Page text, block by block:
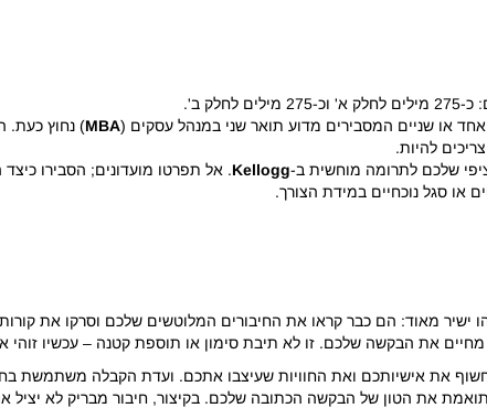
לחלק ב'.
או שניים המסבירים מדוע תואר שני במנהל עסקים (MBA) נחוץ כעת.
להיות.
שלכם לתרומה מוחשית ב-Kellogg. אל תפרטו מועדונים; הסבירו
או סגל נוכחיים במידת הצורך.
ישיר מאוד: הם כבר קראו את החיבורים המלוטשים שלכם וסרקו את
את הבקשה שלכם. זו לא תיבת סימון או תוספת קטנה – עכשיו זוהי
את אישיותכם ואת החוויות שעיצבו אתכם. ועדת הקבלה משתמשת
את הטון של הבקשה הכתובה שלכם. בקיצור, חיבור מבריק לא יציל